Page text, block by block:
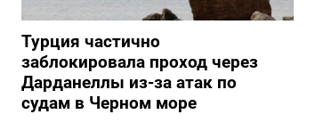
Турция частично
заблокировала проход через
Дарданеллы из-за атак по
судам в Черном море